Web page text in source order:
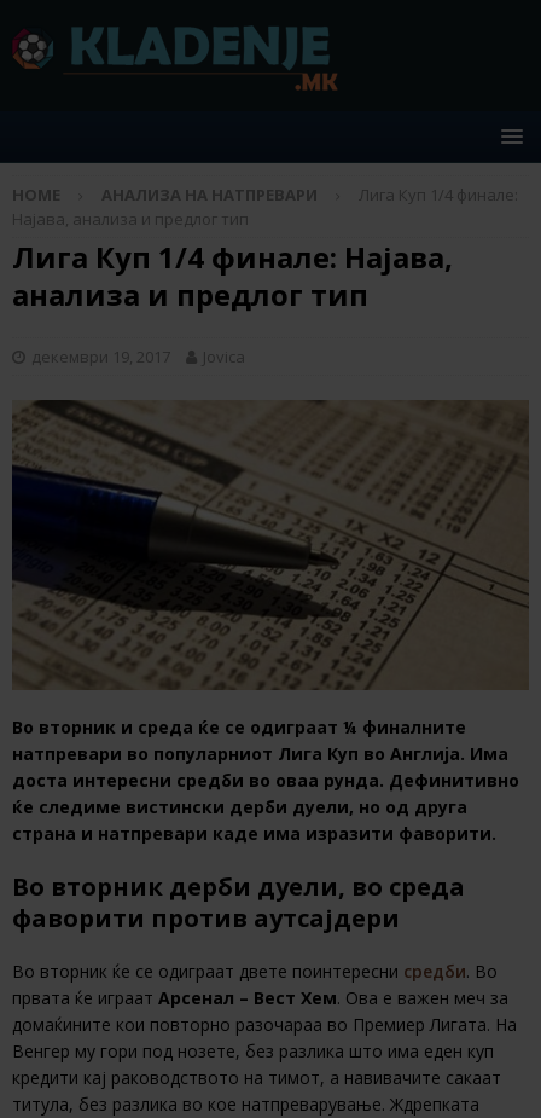
HOME АНАЛИЗА НА НАТПРЕВАРИ
Лига Куп 1/4 финале:
Најава, анализа и предлог тип
Лига Куп 1/4 финале: Најава,
анализа и предлог тип
декември 19, 2017 Jovica
Во вторник и среда ќе се одиграат ¼ финалните
натпревари во популарниот Лига Куп во Англија. Има
доста интересни средби во оваа рунда. Дефинитивно
ќе следиме вистински дерби дуели, но од друга
страна и натпревари каде има изразити фаворити.
Во вторник дерби дуели, во среда
фаворити против аутсајдери
Во вторник ќе се одиграат двете поинтересни средби. Во
првата ќе играат Арсенал – Вест Хем. Ова е важен меч за
домаќините кои повторно разочараа во Премиер Лигата. На
Венгер му гори под нозете, без разлика што има еден куп
кредити кај раководството на тимот, а навивачите сакаат
титула, без разлика во кое натпреварување. Ждрепката